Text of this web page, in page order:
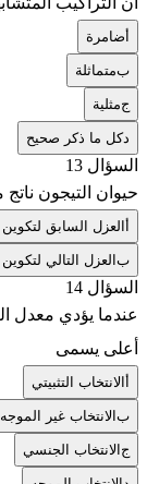
ضامرة
بمتماثلة
جمثلية
كل ما ذكر صحيح
السؤال 13
حيوان التيجون ناتج
العزل السابق لتكوين
بالعزل التالي لتكوين
السؤال 14
عندما يؤدي معدل
أعلى يسمى
الانتخاب التثبيتي
بالانتخاب غير الموجه
جالانتخاب الجنسي